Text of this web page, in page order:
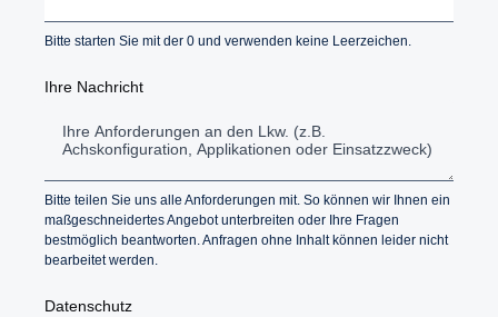
Bitte starten Sie mit der 0 und verwenden keine Leerzeichen.
Ihre Nachricht
Bitte teilen Sie uns alle Anforderungen mit. So können wir Ihnen ein
maßgeschneidertes Angebot unterbreiten oder Ihre Fragen
bestmöglich beantworten. Anfragen ohne Inhalt können leider nicht
bearbeitet werden.
Datenschutz